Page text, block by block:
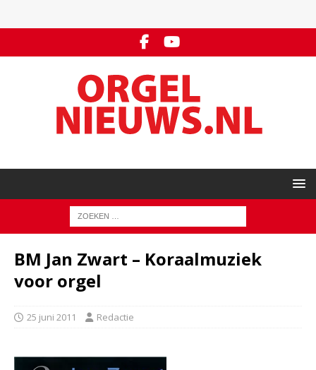
BM Jan Zwart – Koraalmuziek
voor orgel
25 juni 2011 Redactie